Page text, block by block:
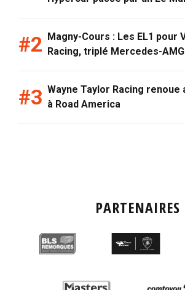
Magny-Cours : Les EL1 pour
Racing, triplé Mercedes-AMG
Wayne Taylor Racing
à Road America
PARTENAIRES